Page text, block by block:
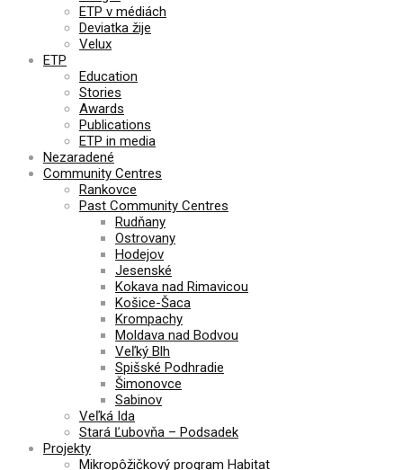
ETP v médiách
Deviatka žije
Velux
ETP
Education
Stories
Awards
Publications
ETP in media
Nezaradené
Community Centres
Rankovce
Past Community Centres
Rudňany
Ostrovany
Hodejov
Jesenské
Kokava nad Rimavicou
Košice-Šaca
Krompachy
Moldava nad Bodvou
Veľký Blh
Spišské Podhradie
Šimonovce
Sabinov
Veľká Ida
Stará Ľubovňa – Podsadek
Projekty
Mikropôžičkový program Habitat